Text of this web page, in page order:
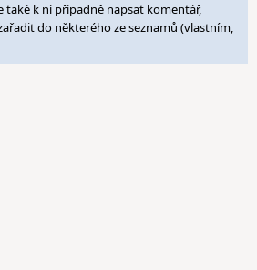
také k ní případně napsat komentář,
do některého ze seznamů (vlastním,